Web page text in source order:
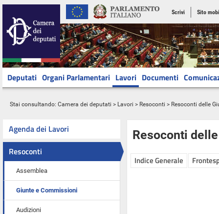
Scrivi Sito
Deputati Organi Parlamentari Lavori Documenti
Stai consultando: Camera dei deputati > Lavori > Resoconti > Resoconti delle
Agenda dei Lavori
Resoconti
Assemblea
Giunte e Commissioni
Audizioni
Resoconti
Indice Generale